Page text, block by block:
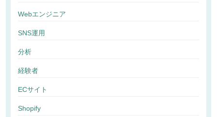
Webエンジニア
SNS運用
分析
経験者
ECサイト
Shopify